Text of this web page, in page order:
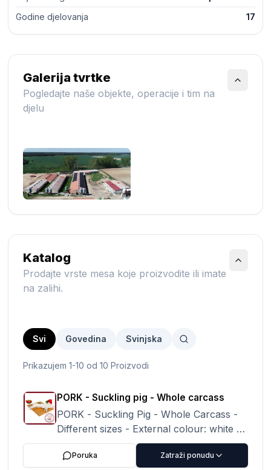
Galerija tvrtke
Pogledajte naše objekte, operacije i tim na
djelu
Katalog
Prodajte vrste mesa koje proizvodite ili imate
na zalihi.
Svi Govedina Svinjska
Prikazujem 1-10 od 10 Proizvodi
PORK - Suckling pig - Whole carcass
PORK - Suckling Pig - Whole Carcass -
Different sizes - External colour: white or
pale pink, clean and homogeneous. Meat
colour: pale pink, pale red.
Poruka Zatraži ponudu
Godine djelovanja
17